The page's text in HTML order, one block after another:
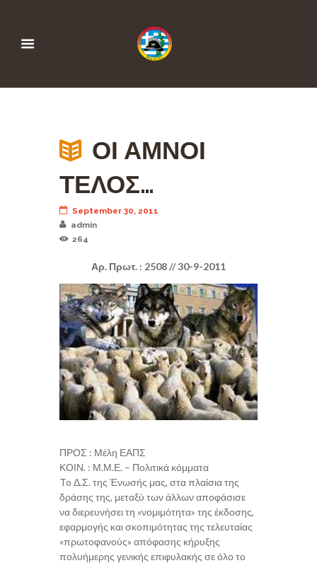
ΟΙ ΑΜΝΟΙ
ΤΕΛΟΣ…
September 30, 2011
admin
264
Αρ. Πρωτ. : 2508 // 30-9-2011
ΠΡΟΣ : Μέλη ΕΑΠΣ
ΚΟΙΝ. : Μ.Μ.Ε. – Πολιτικά κόμματα
To Δ.Σ. της Ένωσής μας, στα πλαίσια της
δράσης της, μεταξύ των άλλων αποφάσισε
να διερευνήσει τη «νομιμότητα» της έκδοσης,
εφαρμογής και σκοπιμότητας της τελευταίας
«πρωτοφανούς» απόφασης κήρυξης
πολυήμερης γενικής επιφυλακής σε όλο το